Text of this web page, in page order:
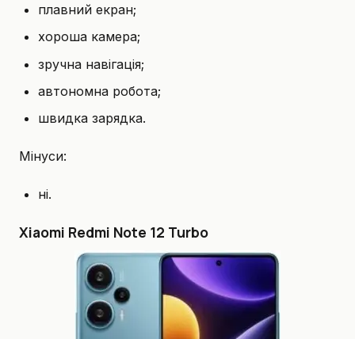
плавний екран;
хороша камера;
зручна навігація;
автономна робота;
швидка зарядка.
Мінуси:
ні.
Xiaomi Redmi Note 12 Turbo